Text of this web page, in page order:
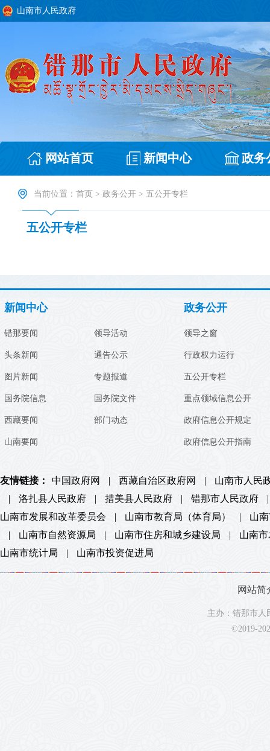
山南市人民政府
网站首页 新闻中心 政务
当前位置： 首页 > 政务公开 > 五公开专栏
五公开专栏
新闻中心
错那要闻
头条新闻
图片新闻
国务院信息
西藏要闻
山南要闻
领导活动
通告公示
专题报道
国务院文件
部门动态
政务公开
领导之窗
行政权力运行
五公开专栏
重点领域信息公开
政府信息公开规定
政府信息公开指南
友情链接： 中国政府网 | 西藏自治区政府网 |
山南市人民
|
洛扎县人民政府 | 措美县人民政府 | 错那市人民政府
|
山南市发展和改革委员会
| 山南市教育局（体育局） |
山
|
山南市自然资源局 | 山南市住房和城乡建设局 |
山南
山南市统计局
| 山南市投资促进局
网站简
主办：错那市
©2019-